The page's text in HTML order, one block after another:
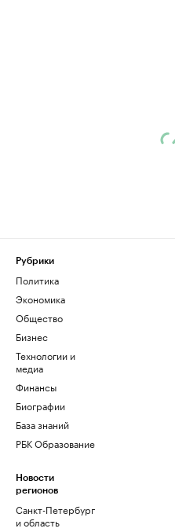
Рубрики
Политика
Экономика
Общество
Бизнес
Технологии и
медиа
Финансы
Биографии
База знаний
РБК Образование
Новости
регионов
Санкт-Петербург
и область